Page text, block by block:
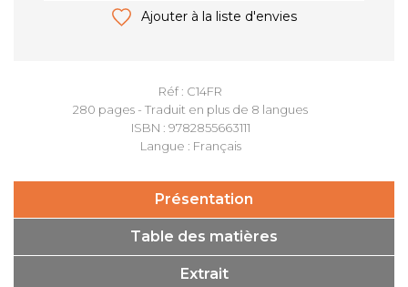
Réf : C14FR
280 pages - Traduit en plus de 8 langues
ISBN : 9782855663111
Langue : Français
Ajouter à la liste d'envies
Présentation
Table des matières
Extrait